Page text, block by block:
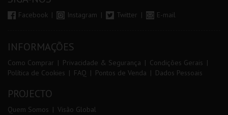
Facebook Instagram Twitter E-mail
INFORMAÇÕES
Como Comprar Privacidade & Segurança
Condições Gerais
Política de Cookies
FAQ Pontos de Venda Dados Pessoais
PROJECTO
Quem Somos Visão Global